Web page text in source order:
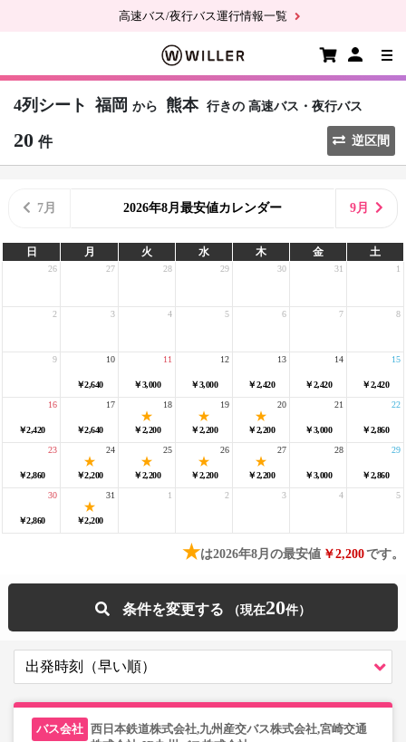
高速バス/夜行バス運行情報一覧
4列シート 福岡 から 熊本 行きの 高速バス・夜行バス
20 件 逆区間
7月 2026年8月最安値カレンダー 9月
日 月 火 水 木 金 土
26 27 28 29 30 31 1
2 3 4 5 6 7 8
9
￥2,640
10
￥3,000
11
￥3,000
12
￥2,420
13
￥2,420
14
￥2,420
15
￥2,420
16
￥2,640
17
￥2,200
18
￥2,200
19
￥2,200
20
￥3,000
21
￥2,860
22
￥2,860
23
￥2,200
24
￥2,200
25
￥2,200
26
￥2,200
27
￥3,000
28
￥2,860
29
￥2,860
30
￥2,200
31 1 2 3 4 5
★は2026年8月の最安値 ￥2,200です。
条件を変更する 20
西日本鉄道株式会社,九州産交バス株式会社,宮崎交通